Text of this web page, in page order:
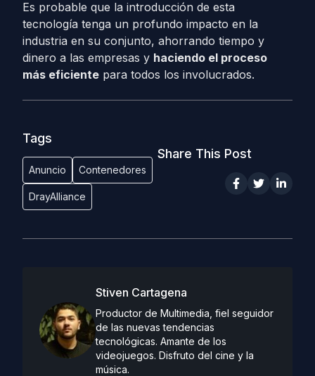
Es probable que la introducción de esta
tecnología tenga un profundo impacto en la
industria en su conjunto, ahorrando tiempo y
dinero a las empresas y haciendo el proceso
más eficiente para todos los involucrados.
Tags
Anuncio Contenedores
DrayAlliance
Share This Post
Stiven Cartagena
Productor de Multimedia, fiel seguidor
de las nuevas tendencias
tecnológicas. Amante de los
videojuegos. Disfruto del cine y la
música.